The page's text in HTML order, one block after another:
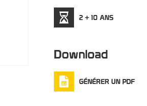
2 + 10 ANS
Download
GÉNÉRER UN PDF